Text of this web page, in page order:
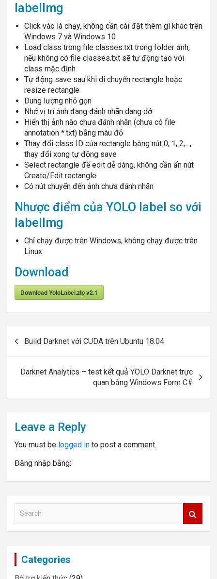
labelImg
Click vào là chạy, không cần cài đặt thêm gì khác trên
Windows 7 và Windows 10
Load class trong file classes.txt trong folder ảnh,
nếu không có file classes.txt sẽ tự động tạo với
class mặc định
Tự động save sau khi di chuyển rectangle hoặc
resize rectangle
Dung lượng nhỏ gọn
Nhớ vị trí ảnh đang đánh nhãn dang dở
Hiển thị ảnh nào chưa đánh nhãn (chưa có file
annotation *.txt) bằng màu đỏ
Thay đổi class ID của rectangle bằng nút 0, 1, 2,…,
thay đổi xong tự động save
Select rectangle để edit dễ dàng, không cần ấn nút
Create/Edit rectangle
Có nút chuyển đến ảnh chưa đánh nhãn
Nhược điểm của YOLO label so với
labelImg
Chỉ chạy được trên Windows, không chạy được trên
Linux
Download
Download YoloLabel.zip v2.1
Build Darknet với CUDA trên Ubuntu 18.04
Darknet Analytics – test kết quả YOLO Darknet trực
quan bằng Windows Form C#
Leave a Reply
You must be logged in to post a comment.
Đăng nhập bằng:
a
c
Categories